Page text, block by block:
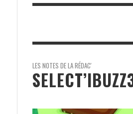
LES NOTES DE LA RÉDAC'